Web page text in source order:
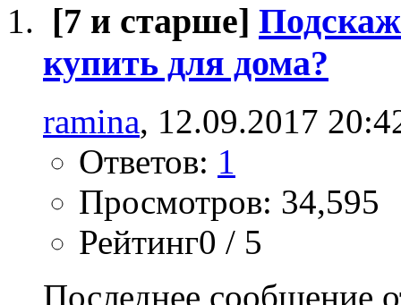
[7 и старше]
купить для дома?
ramina, 12.09.2017
Ответов: 1
Просмотров: 34,595
Рейтинг0 / 5
Последнее сообщение